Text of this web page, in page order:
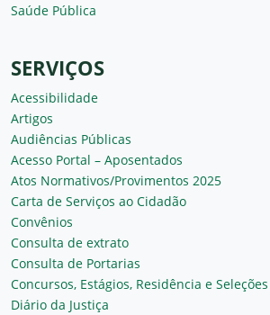
Saúde Pública
SERVIÇOS
Acessibilidade
Artigos
Audiências Públicas
Acesso Portal – Aposentados
Atos Normativos/Provimentos 2025
Carta de Serviços ao Cidadão
Convênios
Consulta de extrato
Consulta de Portarias
Concursos, Estágios, Residência e
Diário da Justiça